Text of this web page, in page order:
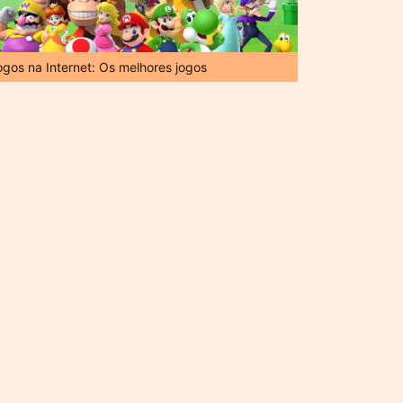
na Internet: Os melhores jogos